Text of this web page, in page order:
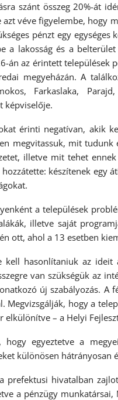
szánt összeg 20%-át
véve figyelembe, hogy
pénzt egy
a lakosság és a
án az érintett települések
megyeházán. A
Farkaslaka,
képviselője.
érinti negatívan, akik
megvitassuk, mit
illetve mit tehet
készítenek egy
a települések
illetve saját
ott, ahol a 13 esetben
kell hasonlítaniuk az ideit
van szükségük az
új szabályozás. A
Megvizsgálják, hogy a
elkülönítve – a Helyi
hogy egyeztetve a
különösen hátrányosan
prefektusi hivatalban
a pénzügy